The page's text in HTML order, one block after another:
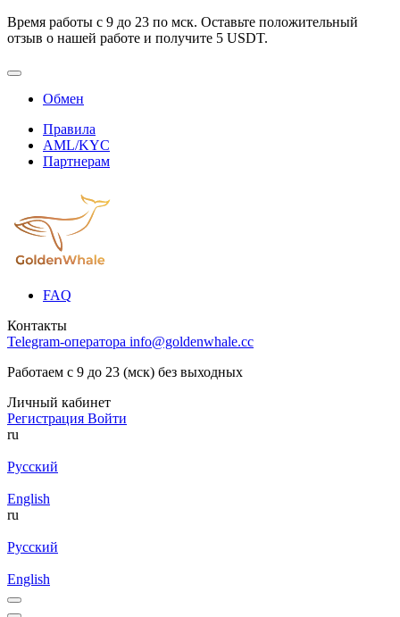
Время работы с 9 до 23 по мск. Оставьте положительный
отзыв о нашей работе и получите 5 USDT.
Обмен
Правила
AML/KYC
Партнерам
FAQ
Контакты
Telegram-оператора info@goldenwhale.cc
Работаем с 9 до 23 (мск) без выходных
Личный кабинет
Регистрация Войти
ru
Русский
English
ru
Русский
English